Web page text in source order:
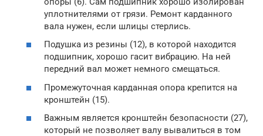
уплотнителями от грязи. Ремонт карданного
вала нужен, если шлицы стерлись.
Подушка из резины (12), в которой находится
подшипник, хорошо гасит вибрацию. На ней
передний вал может немного смещаться.
Промежуточная карданная опора крепится на
кронштейн (15).
Важным является кронштейн безопасности (27),
который не позволяет валу вывалиться в том